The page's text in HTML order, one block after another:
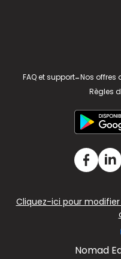
FAQ et support-Nos offres
Règles
Cliquez-ici pour
Nomad